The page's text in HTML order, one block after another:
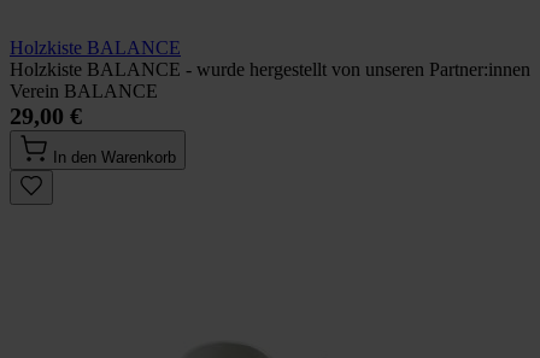
Holzkiste BALANCE
Holzkiste BALANCE - wurde hergestellt von unseren Partner:innen
Verein BALANCE
29,00 €
In den Warenkorb